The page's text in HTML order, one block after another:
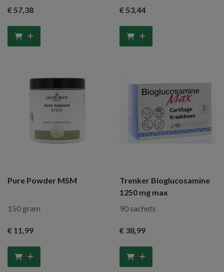
€ 57,38 € 53,44
Pure Powder MSM
150 gram
€ 11,99
Trenker Bioglucosamine
1250 mg max
90 sachets
€ 38,99